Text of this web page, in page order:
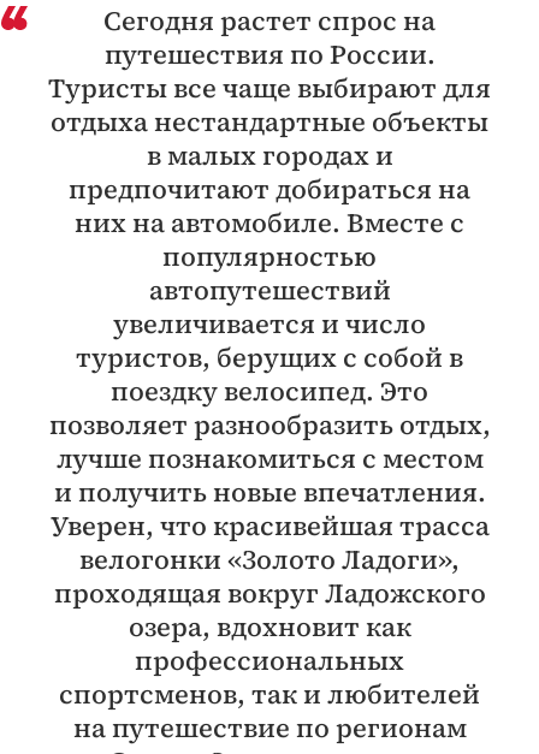
Сегодня растет спрос на
путешествия по России.
Туристы все чаще выбирают для
отдыха нестандартные объекты
в малых городах и
предпочитают добираться на
них на автомобиле. Вместе с
популярностью
автопутешествий
увеличивается и число
туристов, берущих с собой в
поездку велосипед. Это
позволяет разнообразить отдых,
лучше познакомиться с местом
и получить новые впечатления.
Уверен, что красивейшая трасса
велогонки «Золото Ладоги»,
проходящая вокруг Ладожского
озера, вдохновит как
профессиональных
спортсменов, так и любителей
на путешествие по регионам